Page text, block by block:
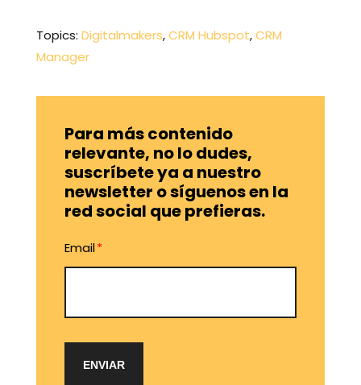
Topics: Digitalmakers,CRM Hubspot,CRM
Manager
Para más contenido
relevante, no lo dudes,
suscríbete ya a nuestro
newsletter o síguenos en la
red social que prefieras.
Email*